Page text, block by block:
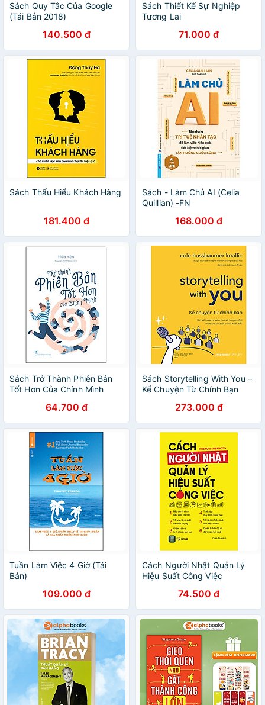
Sách Quy Tắc Của Google
(Tái Bản 2018)
140.500 đ
Sách Thiết Kế Sự Nghiệp
Tương Lai
71.000 đ
Sách Thấu Hiểu Khách Hàng
181.400 đ
Sách - Làm Chủ AI (Celia
Quillian) -FN
168.000 đ
Sách Trở Thành Phiên Bản
Tốt Hơn Của Chính Mình
64.700 đ
Sách Storytelling With You –
Kể Chuyện Từ Chính Bạn
273.000 đ
Tuần Làm Việc 4 Giờ (Tái
Bản)
109.000 đ
Cách Người Nhật Quản Lý
Hiệu Suất Công Việc
74.500 đ